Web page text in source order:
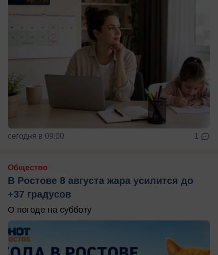
сегодня в 09:00 1
Общество
В Ростове 8 августа жара усилится до
+37 градусов
О погоде на субботу